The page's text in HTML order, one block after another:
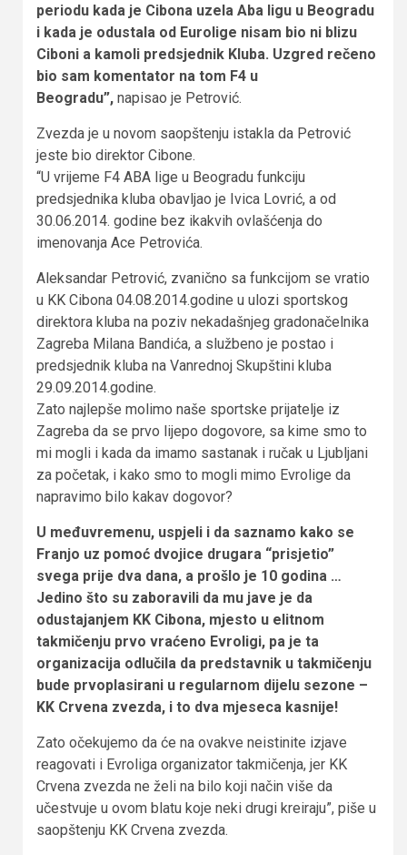
periodu kada je Cibona uzela Aba ligu u Beogradu
i kada je odustala od Eurolige nisam bio ni blizu
Ciboni a kamoli predsjednik Kluba. Uzgred rečeno
bio sam komentator na tom F4 u
Beogradu”, napisao je Petrović.
Zvezda je u novom saopštenju istakla da Petrović
jeste bio direktor Cibone.
“U vrijeme F4 ABA lige u Beogradu funkciju
predsjednika kluba obavljao je Ivica Lovrić, a od
30.06.2014. godine bez ikakvih ovlašćenja do
imenovanja Ace Petrovića.
Aleksandar Petrović, zvanično sa funkcijom se vratio
u KK Cibona 04.08.2014.godine u ulozi sportskog
direktora kluba na poziv nekadašnjeg gradonačelnika
Zagreba Milana Bandića, a službeno je postao i
predsjednik kluba na Vanrednoj Skupštini kluba
29.09.2014.godine.
Zato najlepše molimo naše sportske prijatelje iz
Zagreba da se prvo lijepo dogovore, sa kime smo to
mi mogli i kada da imamo sastanak i ručak u Ljubljani
za početak, i kako smo to mogli mimo Evrolige da
napravimo bilo kakav dogovor?
U međuvremenu, uspjeli i da saznamo kako se
Franjo uz pomoć dvojice drugara “prisjetio”
svega prije dva dana, a prošlo je 10 godina …
Jedino što su zaboravili da mu jave je da
odustajanjem KK Cibona, mjesto u elitnom
takmičenju prvo vraćeno Evroligi, pa je ta
organizacija odlučila da predstavnik u takmičenju
bude prvoplasirani u regularnom dijelu sezone –
KK Crvena zvezda, i to dva mjeseca kasnije!
Zato očekujemo da će na ovakve neistinite izjave
reagovati i Evroliga organizator takmičenja, jer KK
Crvena zvezda ne želi na bilo koji način više da
učestvuje u ovom blatu koje neki drugi kreiraju”, piše u
saopštenju KK Crvena zvezda.